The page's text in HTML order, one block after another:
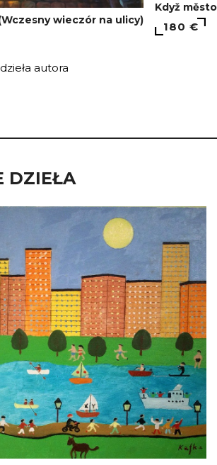
wieczór na ulicy)
Když
180 €
autora
DZIEŁA